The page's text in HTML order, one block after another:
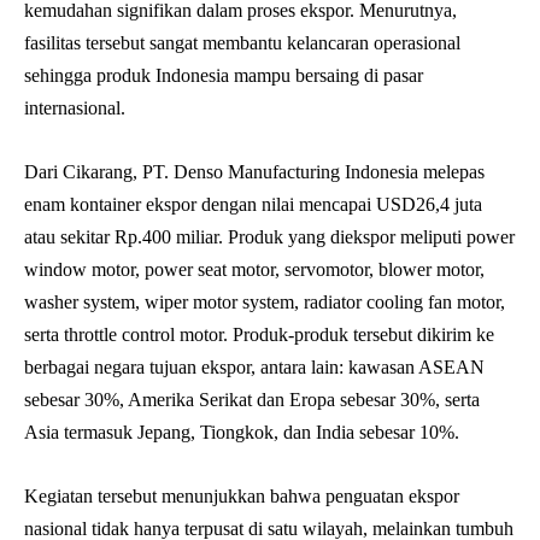
kemudahan signifikan dalam proses ekspor. Menurutnya,
fasilitas tersebut sangat membantu kelancaran operasional
sehingga produk Indonesia mampu bersaing di pasar
internasional.
Dari Cikarang, PT. Denso Manufacturing Indonesia melepas
enam kontainer ekspor dengan nilai mencapai USD26,4 juta
atau sekitar Rp.400 miliar. Produk yang diekspor meliputi power
window motor, power seat motor, servomotor, blower motor,
washer system, wiper motor system, radiator cooling fan motor,
serta throttle control motor. Produk-produk tersebut dikirim ke
berbagai negara tujuan ekspor, antara lain: kawasan ASEAN
sebesar 30%, Amerika Serikat dan Eropa sebesar 30%, serta
Asia termasuk Jepang, Tiongkok, dan India sebesar 10%.
Kegiatan tersebut menunjukkan bahwa penguatan ekspor
nasional tidak hanya terpusat di satu wilayah, melainkan tumbuh